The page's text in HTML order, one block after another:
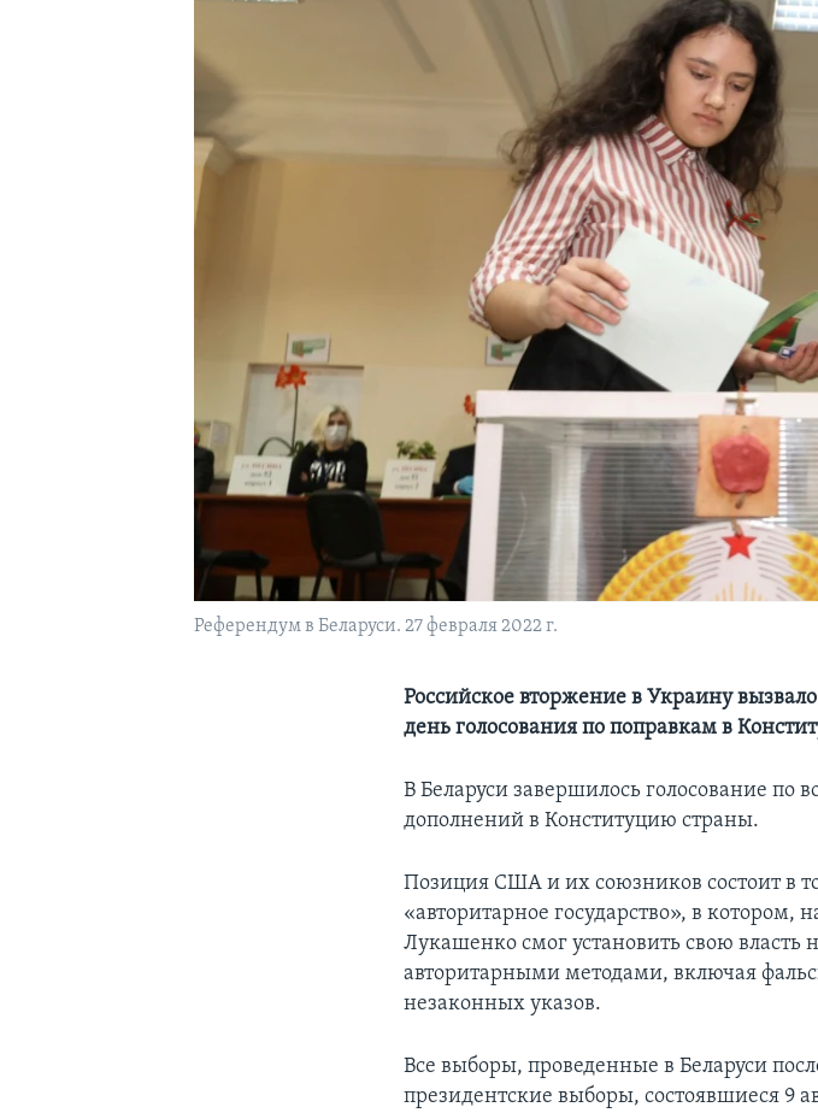
Референдум в Беларуси. 27 февраля 2022 г.
Российское вторжение в Украину
день голосования по поправкам в
В Беларуси завершилось голосование по
дополнений в Конституцию страны.
Позиция США и их союзников состоит в
«авторитарное государство», в котором,
Лукашенко смог установить свою власть
авторитарными методами, включая
незаконных указов.
Все выборы, проведенные в Беларуси
президентские выборы, состоявшиеся 9